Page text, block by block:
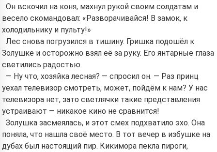
Он вскочил на коня, махнул рукой своим солдатам и
весело скомандовал: «Разворачивайся! В замок, к
холодильнику и пульту!»
Лес снова погрузился в тишину. Гришка подошёл к
Золушке и осторожно взял её за руку. Его янтарные глаза
светились радостью.
— Ну что, хозяйка лесная? — спросил он. — Раз принц
уехал телевизор смотреть, может, пойдём к нам? У нас
телевизора нет, зато светлячки такие представления
устраивают — никакое кино не сравнится!
Золушка засмеялась, и этот смех подхватило эхо. Она
поняла, что нашла своё место. В тот вечер в избушке на
дубах был настоящий пир. Кикимора пекла пироги,